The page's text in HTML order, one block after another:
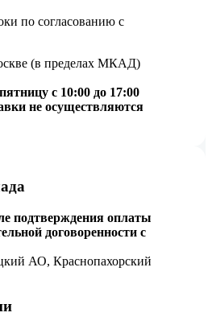
по согласованию с
(в пределах МКАД)
с 10:00 до 17:00
не осуществляются
подтверждения оплаты
договоренности с
АО, Краснопахорский